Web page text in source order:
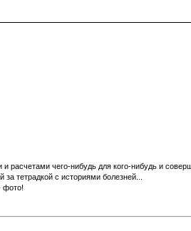
расчетами чего-нибудь для кого-нибудь и
тетрадкой с историями болезней...
фото!